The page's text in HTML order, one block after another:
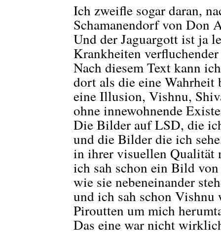
Ich zweifle sogar daran,
Schamanendorf von Don
Und der Jaguargott ist ja
Krankheiten
Nach diesem Text kann
dort als die eine
eine Illusion, Vishnu,
ohne innewohnende
Die Bilder auf LSD, die
und die Bilder die ich
in ihrer visuellen Qualität
ich sah schon ein Bild
wie sie nebeneinander
und ich sah schon
Piroutten um mich
Das eine war nicht